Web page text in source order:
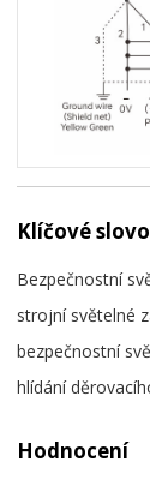
Klíčové slovo
Bezpečnostní
strojní světelné
bezpečnostní
hlídání
Hodnocení